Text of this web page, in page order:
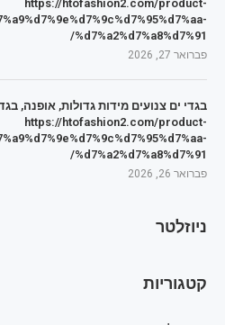
https://htofashion2.com/product-
%d7%a2%d7%a8%d7%91/
פברואר 27, 2026
בגדי ים צנועים מידות גדולות, אופנה,
https://htofashion2.com/product-
%d7%a2%d7%a8%d7%91/
פברואר 26, 2026
ניוזלטר
קטגוריות